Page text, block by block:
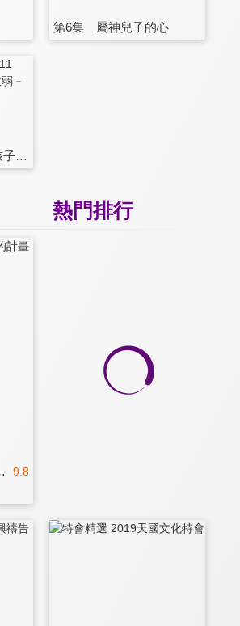
第6集 屬神兒子的心
第11集 如何作天父孩子 軟弱－屬神兒子的能力
熱門排行
9.8
的計畫